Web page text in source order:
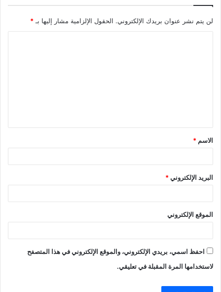
لن يتم نشر عنوان بريدك الإلكتروني. الحقول الإلزامية مشار إليها بـ *
ق
*
الاسم *
البريد الإلكتروني*
الموقع الإلكتروني
احفظ اسمي، بريدي الإلكتروني، والموقع الإلكتروني في هذا المتصفح
لاستخدامها المرة المقبلة في تعليقي.